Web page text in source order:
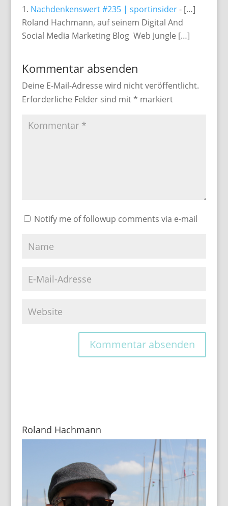
Nachdenkenswert #235 | sportinsider- […]
Roland Hachmann, auf seinem Digital And
Social Media Marketing Blog Web Jungle […]
Kommentar absenden
Deine E-Mail-Adresse wird nicht veröffentlicht.
Erforderliche Felder sind mit* markiert
Notify me of followup comments via e-mail
Roland Hachmann